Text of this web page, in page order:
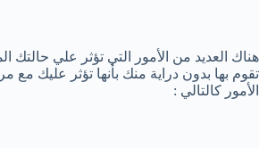
هناك العديد من الأمور التي تؤثر علي حالتك
تقوم بها بدون دراية منك بأنها تؤثر عليك مع
الأمور كالتالي :